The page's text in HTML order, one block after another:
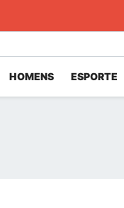
HOMENS ESPORTE